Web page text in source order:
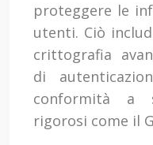
proteggere le
utenti. Ciò
crittografia
di
conformità a
rigorosi come il